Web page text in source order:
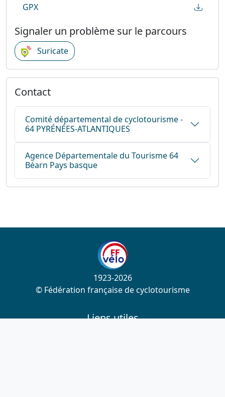
GPX
Signaler un problème sur le parcours
Suricate
Contact
Comité départemental de cyclotourisme -
64 PYRÉNÉES-ATLANTIQUES
Agence Départementale du Tourisme 64
Béarn Pays basque
1923-2026
© Fédération française de cyclotourisme
Liens utiles